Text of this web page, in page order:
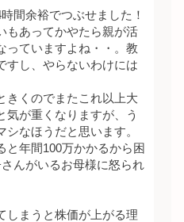
間余裕でつぶせました！
もあってかやたら親が活
っていますよね・・。教
すし、やらないわけには
きくのでまたこれ以上大
気が重くなりますが、う
なほうだと思います。
と年間100万かかるから困
んがいるお母様に怒られ
しまうと株価が上がる理